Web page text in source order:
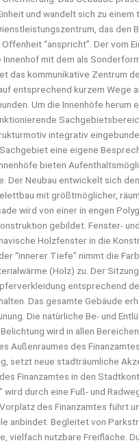
und wan­delt sich zu
das den
“anspricht”. Der vom
mit dem als
das kom­mu­ni­ka­ti­ve Zen­trum
ent­spre­chend kur­zem Wege
Um die Innen­hö­fe her­um
inte­gra­tiv
eine eige­ne
bie­ten
Der Neu­bau ent­wi­ckelt sich
mit größt­mög­li­cher,
wird von einer in engen
gebil­det. Fens­ter-
Holz­fens­ter in die
“inne­rer Tie­fe” nimmt die
(Holz) zu. Der
ent­spre­chend
Das gesam­te Gebäu­de
Die natür­li­che Be- und
wird in allen
Außen­rau­mes des
setzt neue stadt­räum­li­che
Finanz­am­tes in den
wird durch eine Fuß- und
des Finanz­am­tes führt
anbin­det. Beglei­tet von
viel­fach nutz­ba­re Frei­flä­che.